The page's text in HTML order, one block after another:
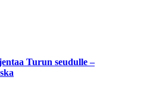
Turun seudulle –